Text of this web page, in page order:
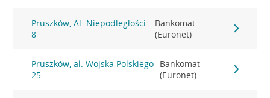
Pruszków, Al. Niepodległości
8
Bankomat
(Euronet)
Pruszków, al. Wojska Polskiego
25
Bankomat
(Euronet)